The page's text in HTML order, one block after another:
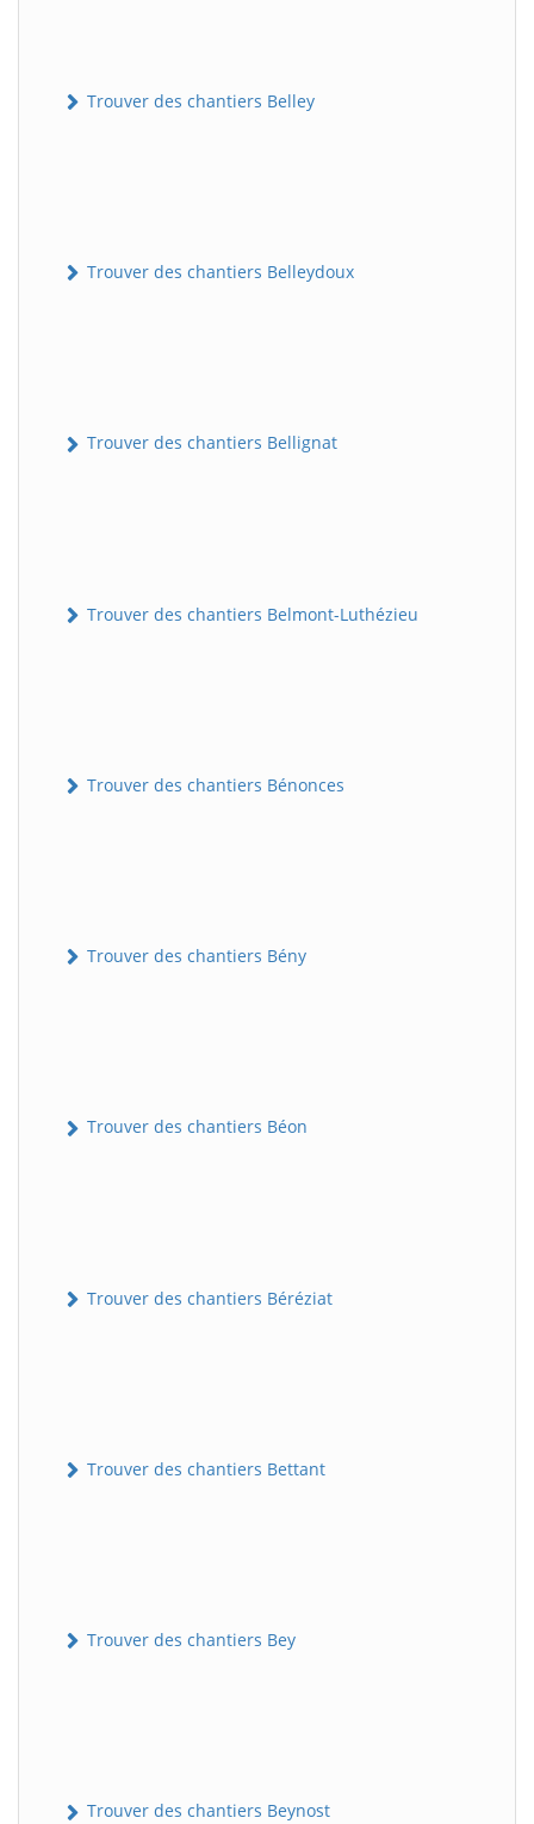
Trouver des chantiers Belley
Trouver des chantiers Belleydoux
Trouver des chantiers Bellignat
Trouver des chantiers Belmont-Luthézieu
Trouver des chantiers Bénonces
Trouver des chantiers Bény
Trouver des chantiers Béon
Trouver des chantiers Béréziat
Trouver des chantiers Bettant
Trouver des chantiers Bey
Trouver des chantiers Beynost